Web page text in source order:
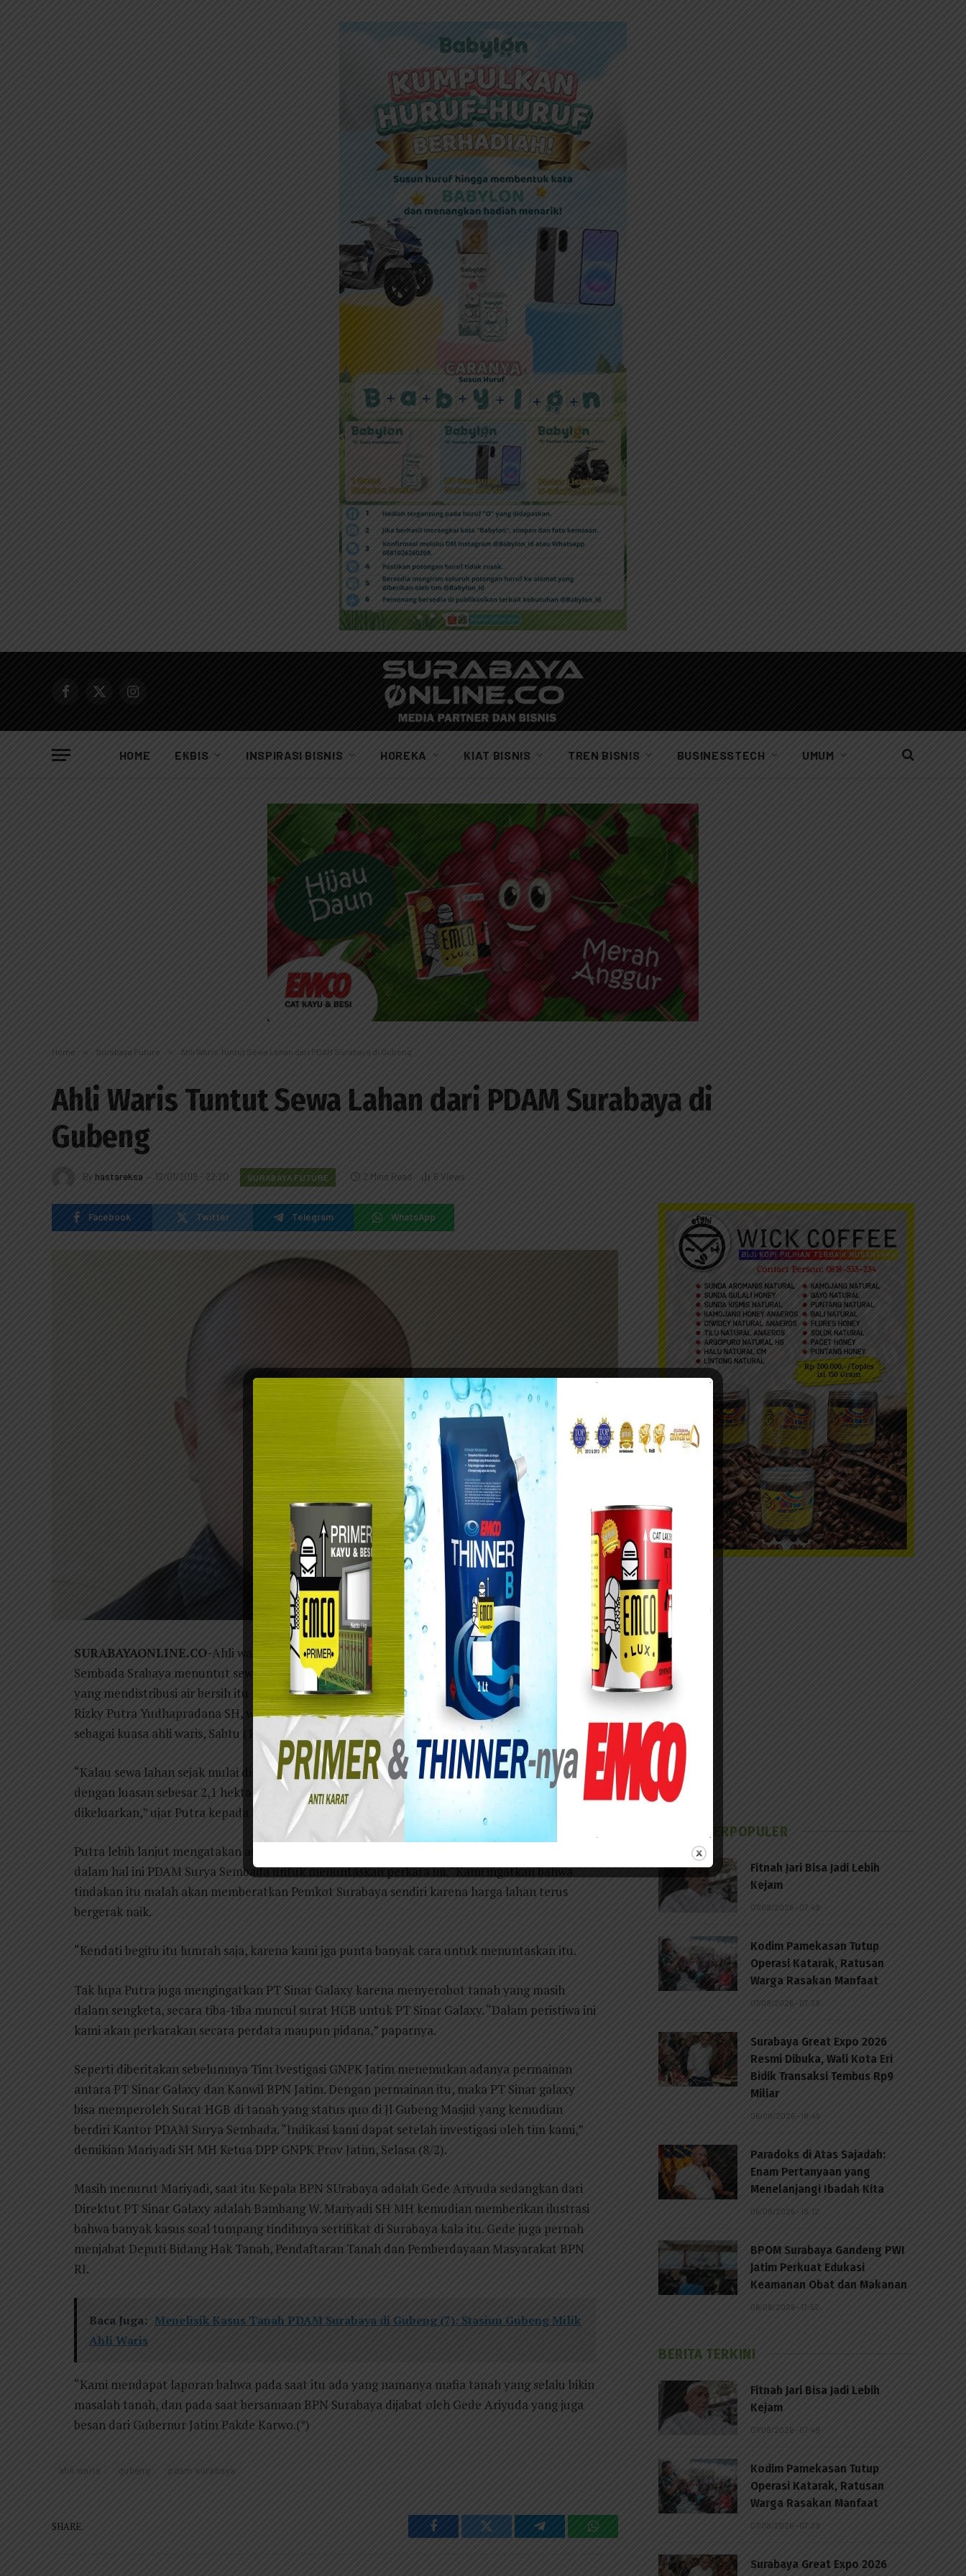
Facebook
X
Instagram
HOME EKBIS INSPIRASI BISNIS HOREKA KIAT BISNIS TREN BISNIS BUSINESSTECH UMUM
Home » Surabaya Future » Ahli Waris Tuntut Sewa Lahan dari PDAM Surabaya di Gubeng
Ahli Waris Tuntut Sewa Lahan dari PDAM Surabaya di
Gubeng
By hastareksa 12/01/2019 - 22:20 SURABAYA FUTURE 2 Mins Read 6 Views
Facebook Twitter Telegram WhatsApp
SURABAYAONLINE.CO-Ahli waris pemilik lahan yang kini diduduki oleh Kantor PDAM Surya
Sembada Srabaya menuntut sewa lahan sebelum adanya keputusan jual beli karena kantor
yang mendistribusi air bersih itu mendudukinya tanpa alas hukum, demikian dikatakan oleh
Rizky Putra Yudhapradana SH, wakil Ketua DPD GNPK Jtim didampingi oleh Mariyadi SH MH
sebagai kuasa ahli waris, Sabtu (12/1).
“Kalau sewa lahan sejak mulai diduduki pada tahun 1980 atau sekitar 30 tahun lebih, maka
dengan luasan sebesar 2,1 hektare bisa Anda bayangkan berapa biaya dana yang harus
dikeluarkan,” ujar Putra kepada SURABAYAONLINE.CO.
Putra lebih lanjut mengatakan ada semacam permainan mengulur waktu dari Pemkot Srabaya
dalam hal ini PDAM Surya Sembada untuk menuntaskan perkara ini. “Kami ingatkan bahwa
tindakan itu malah akan memberatkan Pemkot Surabaya sendiri karena harga lahan terus
bergerak naik.
“Kendati begitu itu lumrah saja, karena kami jga punta banyak cara untuk menuntaskan itu.
Tak lupa Putra juga mengingatkan PT Sinar Galaxy karena menyerobot tanah yang masih
dalam sengketa, secara tiba-tiba muncul surat HGB untuk PT Sinar Galaxy. “Dalam peristiwa ini
kami akan perkarakan secara perdata maupun pidana,” paparnya.
Seperti diberitakan sebelumnya Tim Ivestigasi GNPK Jatim menemukan adanya permainan
antara PT Sinar Galaxy dan Kanwil BPN Jatim. Dengan permainan itu, maka PT Sinar galaxy
bisa memperoleh Surat HGB di tanah yang status quo di Jl Gubeng Masjid yang kemudian
berdiri Kantor PDAM Surya Sembada. “Indikasi kami dapat setelah investigasi oleh tim kami,”
demikian Mariyadi SH MH Ketua DPP GNPK Prov Jatim, Selasa (8/2).
Masih menurut Mariyadi, saat itu Kepala BPN SUrabaya adalah Gede Ariyuda sedangkan dari
Direktut PT Sinar Galaxy adalah Bambang W. Mariyadi SH MH kemudian memberikan ilustrasi
bahwa banyak kasus soal tumpang tindihnya sertifikat di Surabaya kala itu. Gede juga pernah
menjabat Deputi Bidang Hak Tanah, Pendaftaran Tanah dan Pemberdayaan Masyarakat BPN
RI.
Baca Juga: Menelisik Kasus Tanah PDAM Surabaya di Gubeng (7): Stasiun Gubeng Milik
Ahli Waris
“Kami mendapat laporan bahwa pada saat itu ada yang namanya mafia tanah yang selalu bikin
masalah tanah, dan pada saat bersamaan BPN Surabaya dijabat oleh Gede Ariyuda yang juga
besan dari Gubernur Jatim Pakde Karwo.(*)
ahli waris gubeng pdam surabaya
SHARE.
Facebook Twitter Telegram WhatsApp
BERITA TERPOPULER
Fitnah Jari Bisa Jadi Lebih
Kejam
07/08/2026 - 07:49
Kodim Pamekasan Tutup
Operasi Katarak, Ratusan
Warga Rasakan Manfaat
07/08/2026 - 07:39
Surabaya Great Expo 2026
Resmi Dibuka, Wali Kota Eri
Bidik Transaksi Tembus Rp9
Miliar
06/08/2026 - 18:45
Paradoks di Atas Sajadah:
Enam Pertanyaan yang
Menelanjangi Ibadah Kita
06/08/2026 - 18:12
BPOM Surabaya Gandeng PWI
Jatim Perkuat Edukasi
Keamanan Obat dan Makanan
06/08/2026 - 17:52
BERITA TERKINI
Fitnah Jari Bisa Jadi Lebih
Kejam
07/08/2026 - 07:49
Kodim Pamekasan Tutup
Operasi Katarak, Ratusan
Warga Rasakan Manfaat
07/08/2026 - 07:39
Surabaya Great Expo 2026